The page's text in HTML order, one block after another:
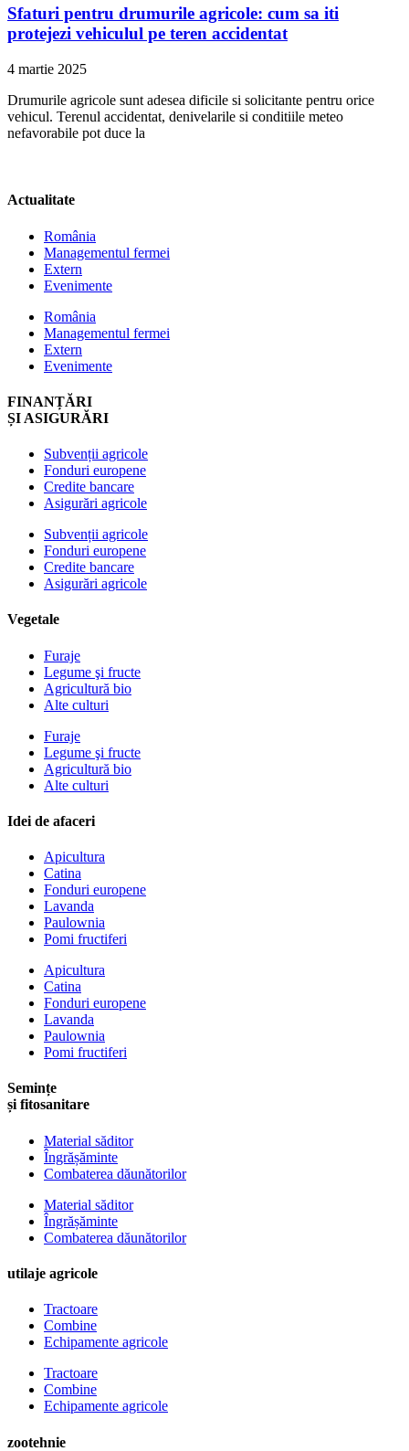
Sfaturi pentru drumurile agricole: cum sa iti
protejezi vehiculul pe teren accidentat
4 martie 2025
Drumurile agricole sunt adesea dificile si solicitante pentru orice
vehicul. Terenul accidentat, denivelarile si conditiile meteo
nefavorabile pot duce la
Actualitate
România
Managementul fermei
Extern
Evenimente
România
Managementul fermei
Extern
Evenimente
FINANȚĂRI
ȘI ASIGURĂRI
Subvenții agricole
Fonduri europene
Credite bancare
Asigurări agricole
Subvenții agricole
Fonduri europene
Credite bancare
Asigurări agricole
Vegetale
Furaje
Legume şi fructe
Agricultură bio
Alte culturi
Furaje
Legume şi fructe
Agricultură bio
Alte culturi
Idei de afaceri
Apicultura
Catina
Fonduri europene
Lavanda
Paulownia
Pomi fructiferi
Apicultura
Catina
Fonduri europene
Lavanda
Paulownia
Pomi fructiferi
Semințe
și fitosanitare
Material săditor
Îngrășăminte
Combaterea dăunătorilor
Material săditor
Îngrășăminte
Combaterea dăunătorilor
utilaje agricole
Tractoare
Combine
Echipamente agricole
Tractoare
Combine
Echipamente agricole
zootehnie